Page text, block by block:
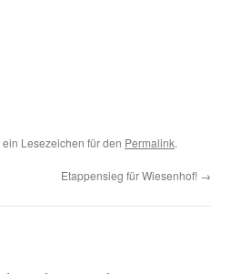
Lesezeichen für den Permalink.
Etappensieg für Wiesenhof! →